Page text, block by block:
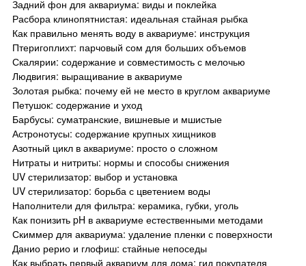
Задний фон для аквариума: виды и поклейка
Расбора клинопятнистая: идеальная стайная рыбка
Как правильно менять воду в аквариуме: инструкция
Птеригоплихт: парчовый сом для больших объемов
Скалярии: содержание и совместимость с мелочью
Людвигия: выращивание в аквариуме
Золотая рыбка: почему ей не место в круглом аквариуме
Петушок: содержание и уход
Барбусы: суматранские, вишневые и мшистые
Астронотусы: содержание крупных хищников
Азотный цикл в аквариуме: просто о сложном
Нитраты и нитриты: нормы и способы снижения
UV стерилизатор: выбор и установка
UV стерилизатор: борьба с цветением воды
Наполнители для фильтра: керамика, губки, уголь
Как понизить pH в аквариуме естественными методами
Скиммер для аквариума: удаление пленки с поверхности
Данио рерио и глофиш: стайные непоседы
Как выбрать первый аквариум для дома: гид покупателя